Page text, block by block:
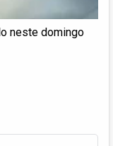
neste domingo